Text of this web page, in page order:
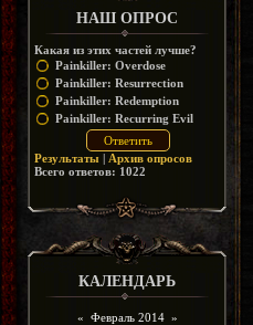
НАШ ОПРОС
Какая из этих частей лучше?
Painkiller: Overdose
Painkiller: Resurrection
Painkiller: Redemption
Painkiller: Recurring Evil
Результаты | Архив опросов
Всего ответов: 1022
КАЛЕНДАРЬ
« Февраль 2014 »